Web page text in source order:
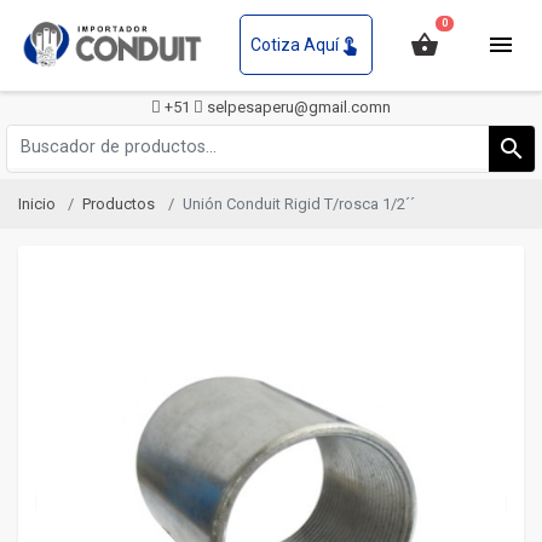
Cotiza Aquítouch_app shopping_basket
0
menu
+51 selpesaperu@gmail.comn
search
Inicio Productos Unión Conduit Rigid T/rosca 1/2´´